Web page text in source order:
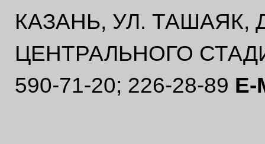
КАЗАНЬ, УЛ. ТАШАЯК,
ЦЕНТРАЛЬНОГО
590-71-20; 226-28-89 E-